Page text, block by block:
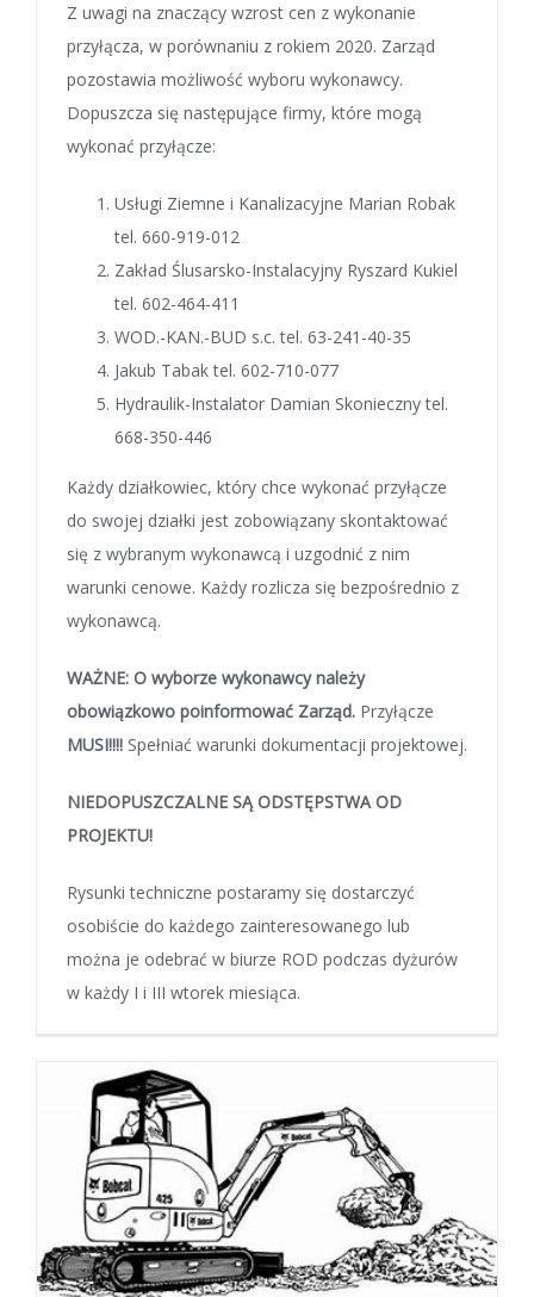
Z uwagi na znaczący wzrost cen z wykonanie
przyłącza, w porównaniu z rokiem 2020. Zarząd
pozostawia możliwość wyboru wykonawcy.
Dopuszcza się następujące firmy, które mogą
wykonać przyłącze:
Usługi Ziemne i Kanalizacyjne Marian Robak
tel. 660-919-012
Zakład Ślusarsko-Instalacyjny Ryszard Kukiel
tel. 602-464-411
WOD.-KAN.-BUD s.c. tel. 63-241-40-35
Jakub Tabak tel. 602-710-077
Hydraulik-Instalator Damian Skonieczny tel.
668-350-446
Każdy działkowiec, który chce wykonać przyłącze
do swojej działki jest zobowiązany skontaktować
się z wybranym wykonawcą i uzgodnić z nim
warunki cenowe. Każdy rozlicza się bezpośrednio z
wykonawcą.
WAŻNE: O wyborze wykonawcy należy
obowiązkowo poinformować Zarząd. Przyłącze
MUSI!!!! Spełniać warunki dokumentacji projektowej.
NIEDOPUSZCZALNE SĄ ODSTĘPSTWA OD
PROJEKTU!
Rysunki techniczne postaramy się dostarczyć
osobiście do każdego zainteresowanego lub
można je odebrać w biurze ROD podczas dyżurów
w każdy I i III wtorek miesiąca.